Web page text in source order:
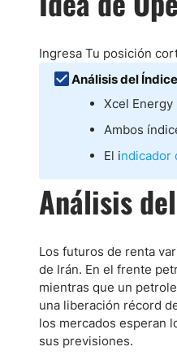
Peru
Panama
Latinoamérica
IBEX 35
Acciones
Ingresa Tu posición
Análisis del
Xcel Energy
Ambos
El indicador
Análisis
Los futuros de renta
de Irán. En el frente
mientras que un
una liberación récord
los mercados esperan
sus previsiones.